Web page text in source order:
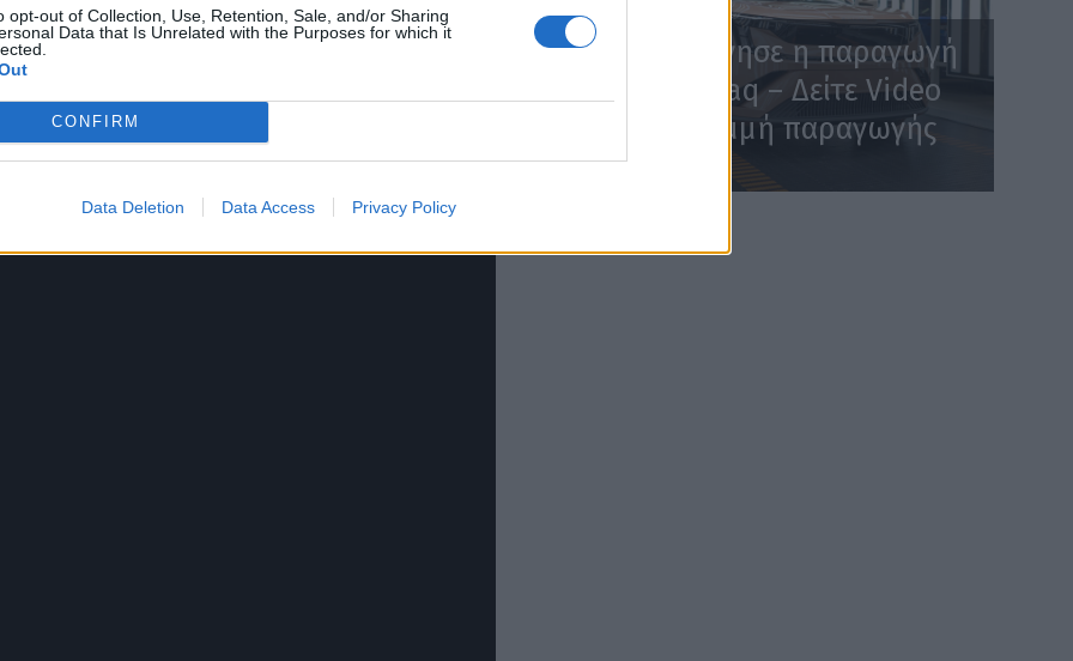
opt-out of Collection, Use, Retention, Sale, and/or Sharing
Data that Is Unrelated with the Purposes for which it
CONFIRM
Data Deletion Data Access Privacy Policy
ενηλίκων επιβατών, 89% στην προστασία
με 82% στα συστήματα υποβοήθησης του οδηγού.
93%, 89%, 76% και 85%.
Skoda: Ξεκίνησε η παραγωγή
του νέου Peaq – Δείτε Video
από τη γραμμή παραγωγής
WEB TV